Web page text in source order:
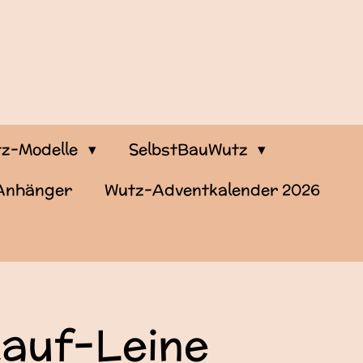
Modelle
SelbstBauWutz
Wutz-Adventkalender 2026
Leine